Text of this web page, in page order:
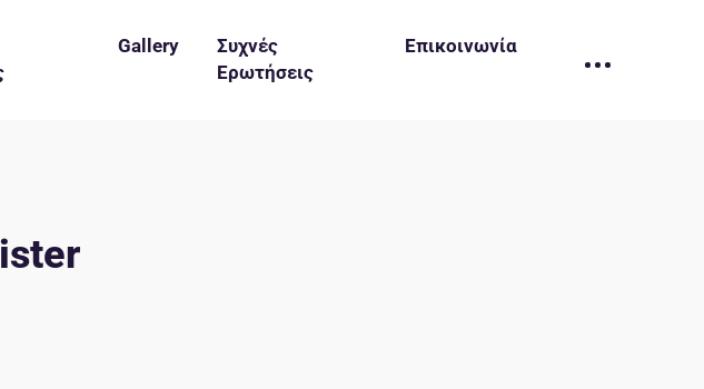
Gallery
Συχνές
Ερωτήσεις
Επικοινωνία